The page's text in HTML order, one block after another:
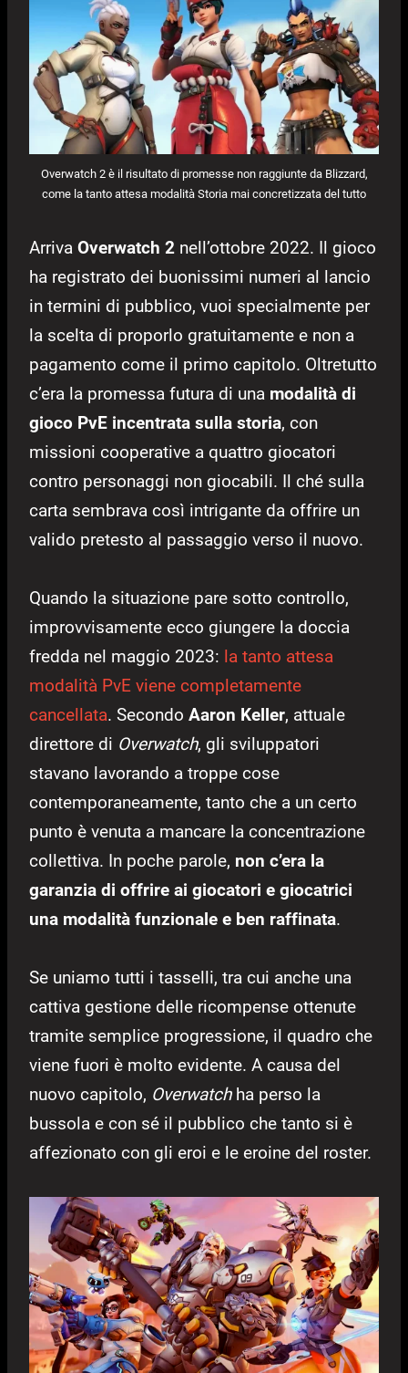
Overwatch 2 è il risultato di promesse non raggiunte da Blizzard,
come la tanto attesa modalità Storia mai concretizzata del tutto
Arriva Overwatch 2 nell’ottobre 2022. Il gioco
ha registrato dei buonissimi numeri al lancio
in termini di pubblico, vuoi specialmente per
la scelta di proporlo gratuitamente e non a
pagamento come il primo capitolo. Oltretutto
c’era la promessa futura di una modalità di
gioco PvE incentrata sulla storia, con
missioni cooperative a quattro giocatori
contro personaggi non giocabili. Il ché sulla
carta sembrava così intrigante da offrire un
valido pretesto al passaggio verso il nuovo.
Quando la situazione pare sotto controllo,
improvvisamente ecco giungere la doccia
fredda nel maggio 2023: la tanto attesa
modalità PvE viene completamente
cancellata. Secondo Aaron Keller, attuale
direttore di Overwatch, gli sviluppatori
stavano lavorando a troppe cose
contemporaneamente, tanto che a un certo
punto è venuta a mancare la concentrazione
collettiva. In poche parole, non c’era la
garanzia di offrire ai giocatori e giocatrici
una modalità funzionale e ben raffinata.
Se uniamo tutti i tasselli, tra cui anche una
cattiva gestione delle ricompense ottenute
tramite semplice progressione, il quadro che
viene fuori è molto evidente. A causa del
nuovo capitolo, Overwatchha perso la
bussola e con sé il pubblico che tanto si è
affezionato con gli eroi e le eroine del roster.